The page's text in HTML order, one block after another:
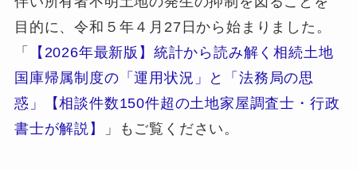
目的に、令和５年４月27日から始まりました。
「
【2026年最新版】統計から読み解く相続土地
国庫帰属制度の「運用状況」と「法務局の思
惑」【相談件数150件超の土地家屋調査士・行政
書士が解説】
」もご覧ください。